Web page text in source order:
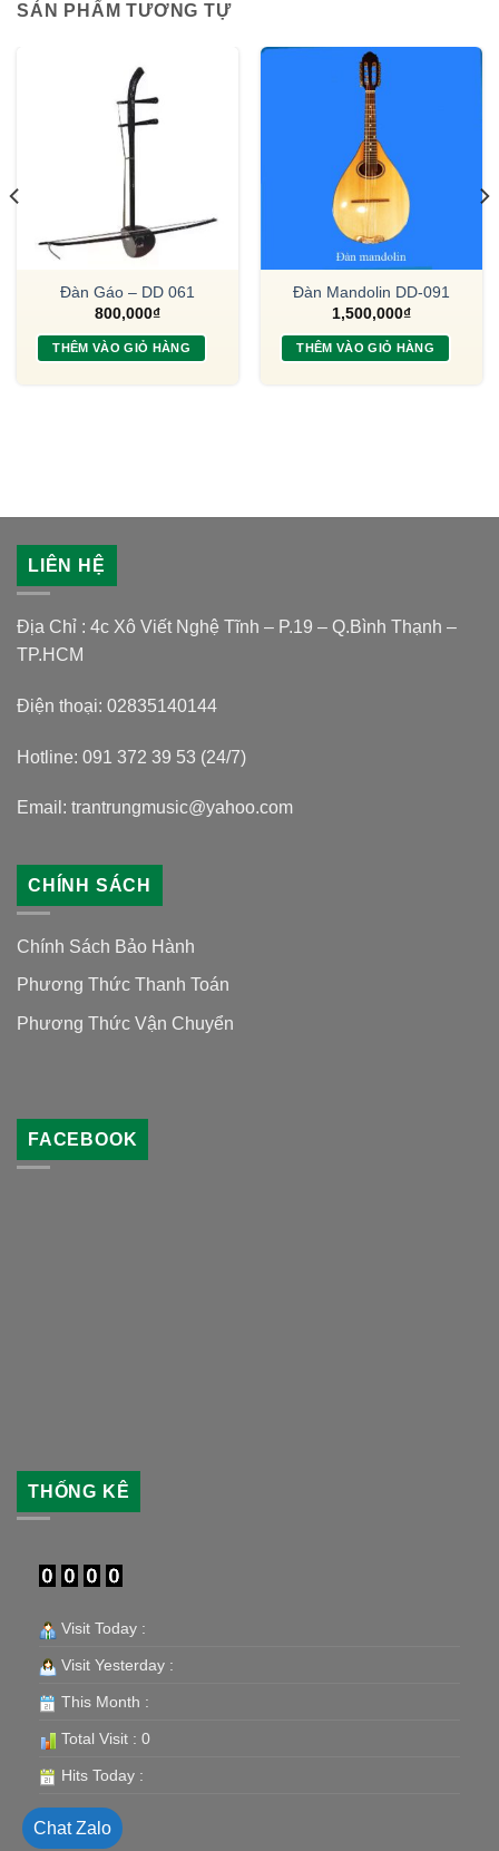
SẢN PHẨM TƯƠNG TỰ
Đàn Gáo – DD 061
800,000₫
THÊM VÀO GIỎ HÀNG
Đàn Mandolin DD-091
1,500,000₫
THÊM VÀO GIỎ HÀNG
LIÊN HỆ
Địa Chỉ : 4c Xô Viết Nghệ Tĩnh – P.19 – Q.Bình Thạnh –
TP.HCM
Điện thoại: 02835140144
Hotline: 091 372 39 53 (24/7)
Email: trantrungmusic@yahoo.com
CHÍNH SÁCH
Chính Sách Bảo Hành
Phương Thức Thanh Toán
Phương Thức Vận Chuyển
FACEBOOK
Chat Zalo
THỐNG KÊ
Visit Today :
Visit Yesterday :
This Month :
Total Visit : 0
Hits Today :